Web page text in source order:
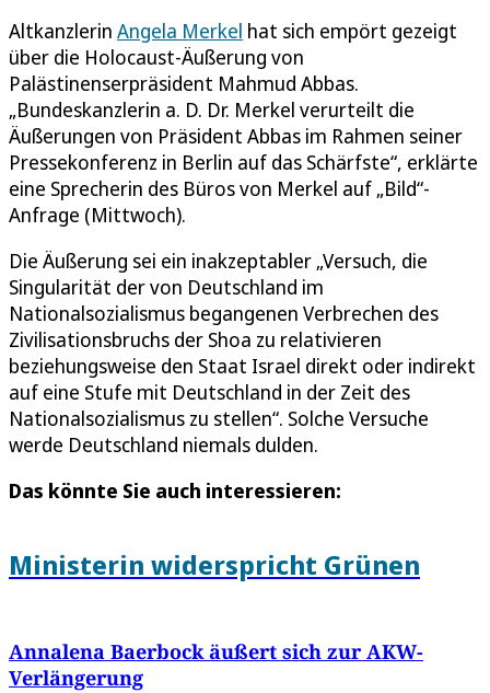
Altkanzlerin Angela Merkel hat sich empört gezeigt
über die Holocaust-Äußerung von
Palästinenserpräsident Mahmud Abbas.
„Bundeskanzlerin a. D. Dr. Merkel verurteilt die
Äußerungen von Präsident Abbas im Rahmen seiner
Pressekonferenz in Berlin auf das Schärfste“, erklärte
eine Sprecherin des Büros von Merkel auf „Bild“-
Anfrage (Mittwoch).
Die Äußerung sei ein inakzeptabler „Versuch, die
Singularität der von Deutschland im
Nationalsozialismus begangenen Verbrechen des
Zivilisationsbruchs der Shoa zu relativieren
beziehungsweise den Staat Israel direkt oder indirekt
auf eine Stufe mit Deutschland in der Zeit des
Nationalsozialismus zu stellen“. Solche Versuche
werde Deutschland niemals dulden.
Das könnte Sie auch interessieren:
Ministerin widerspricht Grünen
Annalena Baerbock äußert sich zur AKW-
Verlängerung